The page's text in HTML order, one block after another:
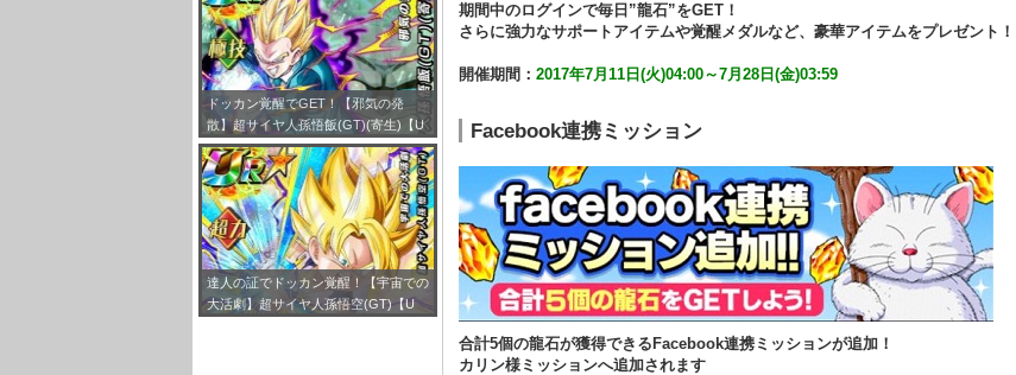
ドッカン覚醒でGET！【邪気の発
散】超サイヤ人孫悟飯(GT)(寄生)【U
R】のLV最大ステータスが判明しまし
た！
達人の証でドッカン覚醒！【宇宙での
大活劇】超サイヤ人孫悟空(GT)【U
期間中のログインで毎日”龍石”をGET！
さらに強力なサポートアイテムや覚醒メダルなど、豪華アイテムをプレゼント！
開催期間： 2017年7月11日(火)04:00～7月28日(金)03:59
Facebook連携ミッション
合計5個の龍石が獲得できるFacebook連携ミッションが追加！
カリン様ミッションへ追加されます